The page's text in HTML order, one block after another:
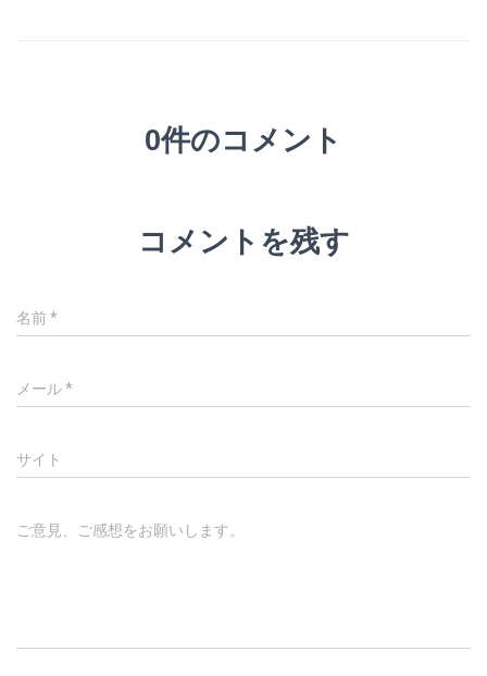
0件のコメント
コメントを残す
名前*
メール*
サイト
ご意見、ご感想をお願いします。